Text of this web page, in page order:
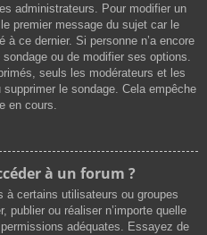
administrateurs. Pour modifier un
premier message du sujet car le
ce dernier. Si personne n’a encore
ou de modifier ses options.
seuls les modérateurs et les
le sondage. Cela empêche
en cours.
à un forum ?
à certains utilisateurs ou groupes
publier ou réaliser n’importe quelle
adéquates. Essayez de